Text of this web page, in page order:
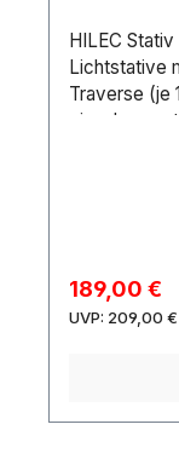
HILEC
Lichtstative
Traverse (je
einzeln
189,00 €
UVP: 209,00 €